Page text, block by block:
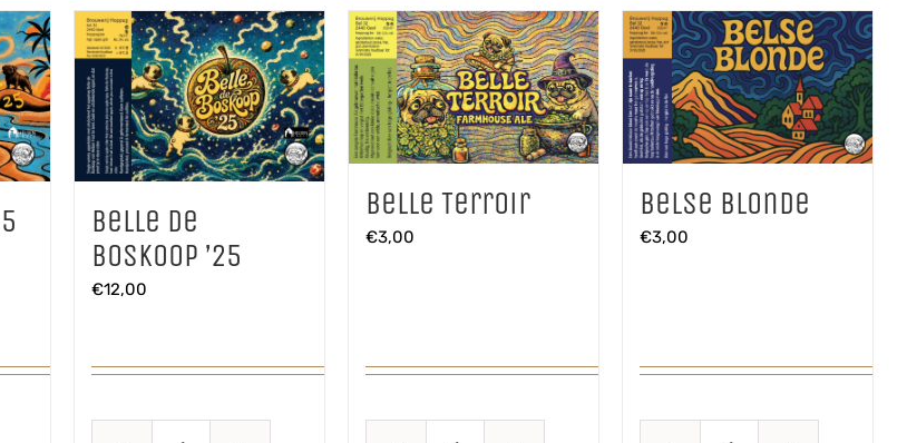
Belle de
Boskoop ’25
€12,00
Belle Terroir
€3,00
Belse Blonde
€3,00